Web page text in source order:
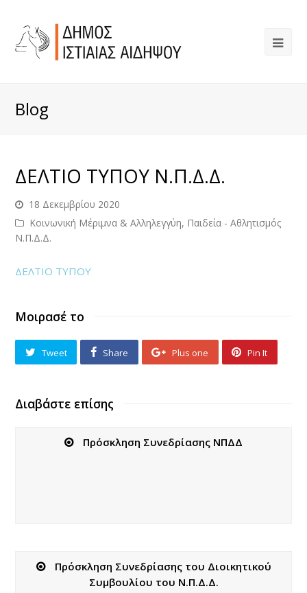
Blog
ΔΕΛΤΙΟ ΤΥΠΟΥ Ν.Π.Δ.Δ.
18 Δεκεμβρίου 2020
Κοινωνική Μέριμνα & Αλληλεγγύη, Παιδεία - Αθλητισμός
Ν.Π.Δ.Δ.
ΔΕΛΤΙΟ ΤΥΠΟΥ
Μοιρασέ το
Tweet Share Plus one Pin It
Διαβάστε επίσης
Πρόσκληση Συνεδρίασης ΝΠΔΔ
Πρόσκληση Συνεδρίασης του Διοικητικού
Συμβουλίου του Ν.Π.Δ.Δ.